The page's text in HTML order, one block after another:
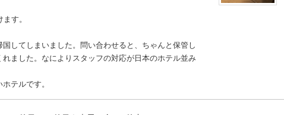
す。
してしまいました。問い合わせると、ちゃんと保管し
ました。なによりスタッフの対応が日本のホテル並み
テルです。